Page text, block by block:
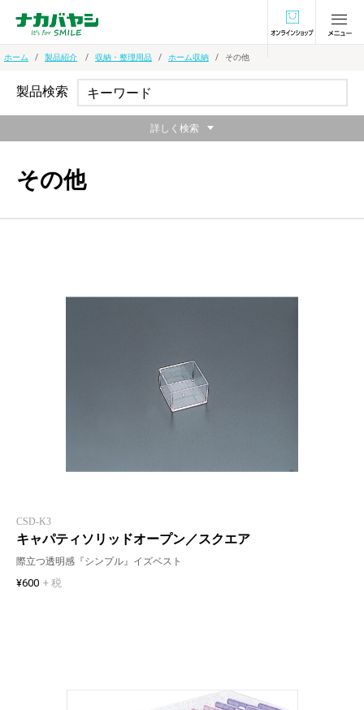
オンラインショ
ホーム 製品紹介 収納・整理用品 ホーム収納 その他
その他
CSD-K3
キャパティソリッドオープン／スクエア
際立つ透明感『シンプル』イズベスト
¥600 + 税
製品検索
詳しく検索